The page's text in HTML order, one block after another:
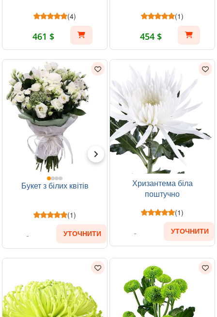
(4)
461 $
(1)
454 $
Букет з білих квітів
(1)
УТОЧНИТИ
Хризантема біла
поштучно
(1)
УТОЧНИТИ